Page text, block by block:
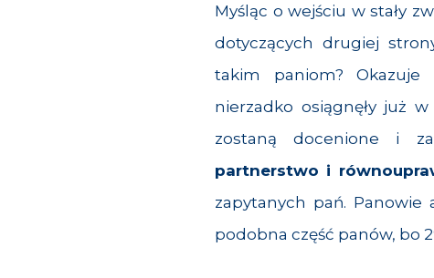
Myśląc o wejściu w stały
dotyczących drugiej
takim paniom? Okazuje
nierzadko osiągnęły już
zostaną docenione i
partnerstwo i
zapytanych pań.
podobna część panów, bo